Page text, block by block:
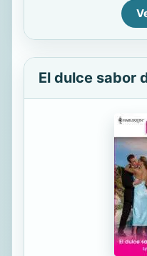
El dulce sabor